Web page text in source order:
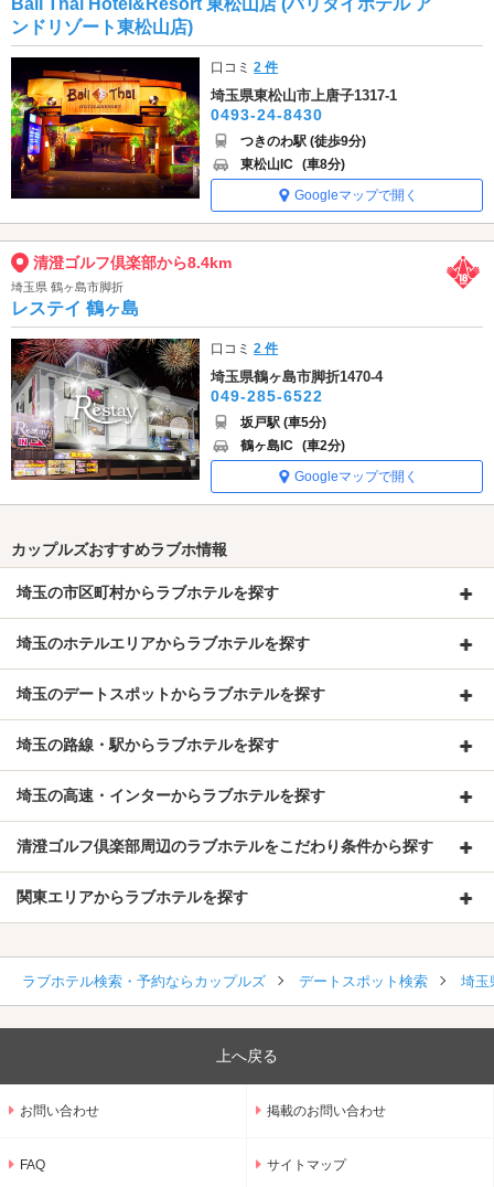
Bali Thai Hotel&Resort 東松山店 (バリタイホテル ア
ンドリゾート東松山店)
口コミ2 件
埼玉県東松山市上唐子1317-1
0493-24-8430
つきのわ駅 (徒歩9分)
東松山IC (車8分)
Googleマップで開く
清澄ゴルフ倶楽部から8.4km
埼玉県 鶴ヶ島市脚折
レステイ 鶴ヶ島
口コミ2 件
埼玉県鶴ヶ島市脚折1470-4
049-285-6522
坂戸駅 (車5分)
鶴ヶ島IC (車2分)
Googleマップで開く
カップルズおすすめラブホ情報
埼玉の市区町村からラブホテルを探す
埼玉のホテルエリアからラブホテルを探す
埼玉のデートスポットからラブホテルを探す
埼玉の路線・駅からラブホテルを探す
埼玉の高速・インターからラブホテルを探す
清澄ゴルフ倶楽部周辺のラブホテルをこだわり条件から探す
関東エリアからラブホテルを探す
ラブホテル検索・予約ならカップルズ デートスポット検索 埼玉
上へ戻る
お問い合わせ 掲載のお問い合わせ
FAQ サイトマップ